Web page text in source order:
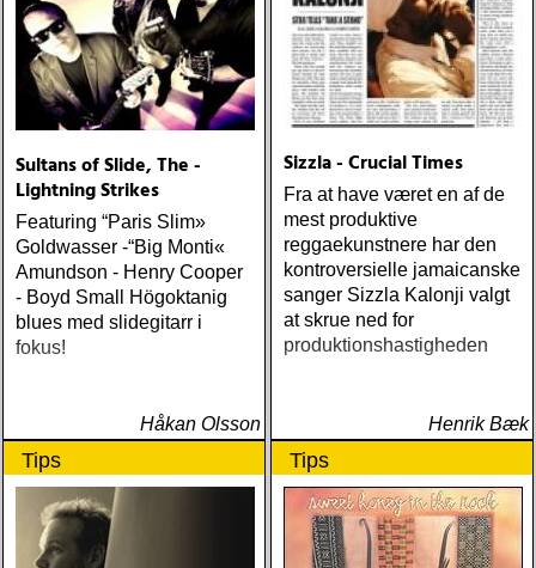
Sultans of Slide, The -
Lightning Strikes
Featuring “Paris Slim»
Goldwasser -“Big Monti«
Amundson - Henry Cooper
- Boyd Small Högoktanig
blues med slidegitarr i
fokus!
Håkan Olsson
Sizzla - Crucial Times
Fra at have været en af de
mest produktive
reggaekunstnere har den
kontroversielle jamaicanske
sanger Sizzla Kalonji valgt
at skrue ned for
produktionshastigheden
Henrik Bæk
Tips Tips